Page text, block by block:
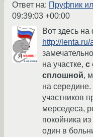
Ответ на: Пруфпик
09:39:03 +00:00
Вот здесь на
http://
на участке, с
сплошной,
на
участников
мерседеса,
покойника
один в